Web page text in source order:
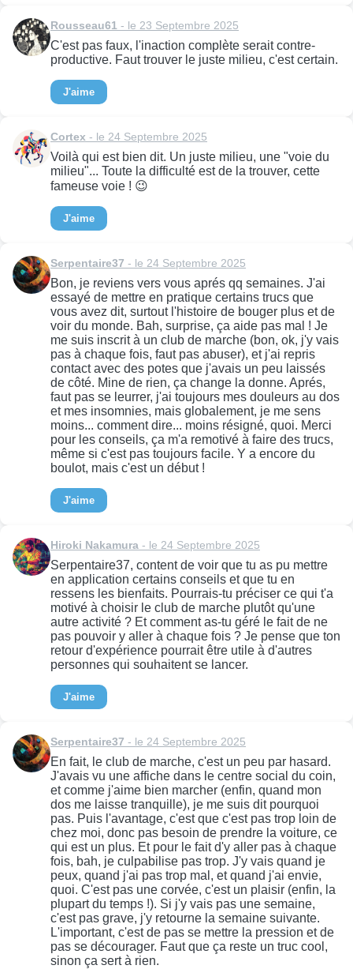
Rousseau61 - le 23 Septembre 2025
C'est pas faux, l'inaction complète serait contre-
productive. Faut trouver le juste milieu, c'est certain.
J'aime
Cortex - le 24 Septembre 2025
Voilà qui est bien dit. Un juste milieu, une "voie du
milieu"... Toute la difficulté est de la trouver, cette
fameuse voie ! 😉
J'aime
Serpentaire37 - le 24 Septembre 2025
Bon, je reviens vers vous aprés qq semaines. J'ai
essayé de mettre en pratique certains trucs que
vous avez dit, surtout l'histoire de bouger plus et de
voir du monde. Bah, surprise, ça aide pas mal ! Je
me suis inscrit à un club de marche (bon, ok, j'y vais
pas à chaque fois, faut pas abuser), et j'ai repris
contact avec des potes que j'avais un peu laissés
de côté. Mine de rien, ça change la donne. Aprés,
faut pas se leurrer, j'ai toujours mes douleurs au dos
et mes insomnies, mais globalement, je me sens
moins... comment dire... moins résigné, quoi. Merci
pour les conseils, ça m'a remotivé à faire des trucs,
même si c'est pas toujours facile. Y a encore du
boulot, mais c'est un début !
J'aime
Hiroki Nakamura - le 24 Septembre 2025
Serpentaire37, content de voir que tu as pu mettre
en application certains conseils et que tu en
ressens les bienfaits. Pourrais-tu préciser ce qui t'a
motivé à choisir le club de marche plutôt qu'une
autre activité ? Et comment as-tu géré le fait de ne
pas pouvoir y aller à chaque fois ? Je pense que ton
retour d'expérience pourrait être utile à d'autres
personnes qui souhaitent se lancer.
J'aime
Serpentaire37 - le 24 Septembre 2025
En fait, le club de marche, c'est un peu par hasard.
J'avais vu une affiche dans le centre social du coin,
et comme j'aime bien marcher (enfin, quand mon
dos me laisse tranquille), je me suis dit pourquoi
pas. Puis l'avantage, c'est que c'est pas trop loin de
chez moi, donc pas besoin de prendre la voiture, ce
qui est un plus. Et pour le fait d'y aller pas à chaque
fois, bah, je culpabilise pas trop. J'y vais quand je
peux, quand j'ai pas trop mal, et quand j'ai envie,
quoi. C'est pas une corvée, c'est un plaisir (enfin, la
plupart du temps !). Si j'y vais pas une semaine,
c'est pas grave, j'y retourne la semaine suivante.
L'important, c'est de pas se mettre la pression et de
pas se décourager. Faut que ça reste un truc cool,
sinon ça sert à rien.